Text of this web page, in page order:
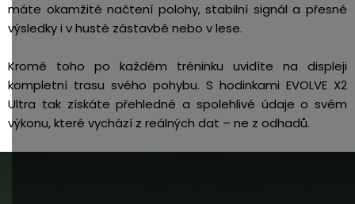
máte okamžité načtení polohy, stabilní signál a přesné
výsledky i v husté zástavbě nebo v lese.
Kromě toho po každém tréninku uvidíte na displeji
kompletní trasu svého pohybu. S hodinkami EVOLVE X2
Ultra tak získáte přehledné a spolehlivé údaje o svém
výkonu, které vychází z reálných dat – ne z odhadů.